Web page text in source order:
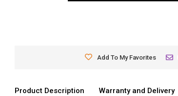
Add To My Favorites
Product Description Warranty and Delivery